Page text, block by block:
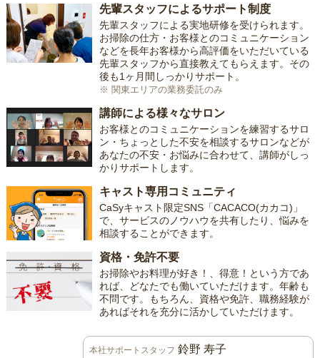
先輩スタッフによるサポート制度
先輩スタッフによる実地研修を受けられます。
お掃除の仕方・お客様とのコミュニケーション
などを長年お客様から高評価をいただいている
先輩スタッフから直接教えてもらえます。その
後も1ヶ月間しっかりサポート。
※ 関東エリアの業務委託のみ
講師による様々なサロン
お客様とのコミュニケーションを練習するサロ
ン・ちょっとした不安を相談するサロンなどが
あなたの不安・お悩みに合わせて、講師がしっ
かりサポートします。
キャスト専用コミュニティ
CaSyキャスト限定SNS「CACACO(カカコ)」
で、サービスのノウハウを共有したり、悩みを
相談することができます。
資格・免許不要
お掃除やお料理が好き！、得意！という方であ
れば、どなたでも働いていただけます。年齢も
不問です。もちろん、資格や免許、職務経験が
あればそれを充分に活かしていただけます。
本社サポートスタッフ 鈴野 寿子